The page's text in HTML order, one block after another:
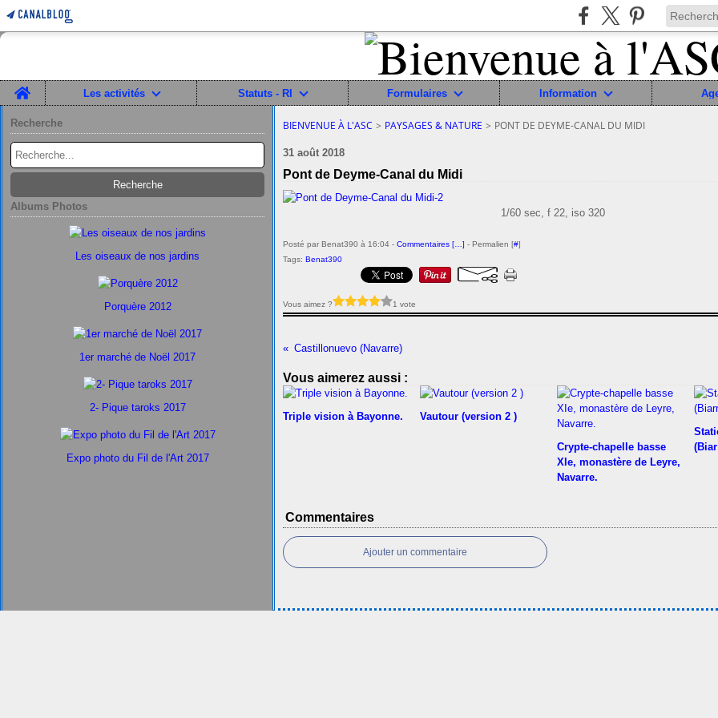
Home
Les activités Statuts - RI Formulaires Information
Recherche
Albums Photos
Les oiseaux de nos jardins
Porquère 2012
1er marché de Noël 2017
2- Pique taroks 2017
Expo photo du Fil de l'Art 2017
BIENVENUE À L'ASC > PAYSAGES & NATURE > PONT DE DEYME-CANAL DU MIDI
31 août 2018
Pont de Deyme-Canal du Midi
1/60 sec, f 22, iso 320
Posté par Benat390 à 16:04 - Commentaires [ ] - Permalien [#]
Tags: Benat390
Vous aimez ? 1 vote
Castillonuevo (Navarre)
Vous aimerez aussi :
Triple vision à Bayonne. Vautour (version 2 )
Crypte-chapelle basse
XIe, monastère de Leyre,
Navarre.
Commentaires
Ajouter un commentaire